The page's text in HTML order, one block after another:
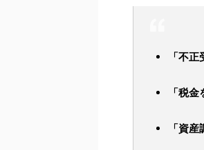
「不
「税
「資